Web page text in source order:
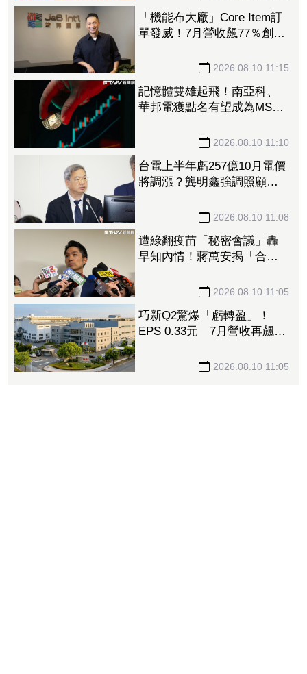
「機能布大廠」Core Item訂
單發威！7月營收飆77％創同
2026.08.10 11:15
記憶體雙雄起飛！南亞科、
華邦電獲點名有望成為MSCI
2026.08.10 11:10
台電上半年虧257億10月電價
將調漲？龔明鑫強調照顧民
2026.08.10 11:08
遭綠翻疫苗「秘密會議」轟
早知內情！蔣萬安揭「合約2
2026.08.10 11:05
巧新Q2驚爆「虧轉盈」！
EPS 0.33元 7月營收再飆逾
2026.08.10 11:05